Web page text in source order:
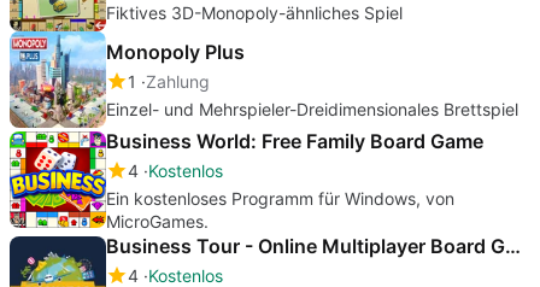
Fiktives 3D-Monopoly-ähnliches Spiel
Monopoly Plus
1
Zahlung
Einzel- und Mehrspieler-Dreidimensionales Brettspiel
Business World: Free Family Board Game
4 Kostenlos
Ein kostenloses Programm für Windows, von
MicroGames.
Business Tour - Online Multiplayer Board Game
4 Kostenlos